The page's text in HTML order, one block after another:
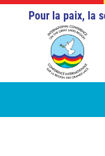
Pour la paix, la